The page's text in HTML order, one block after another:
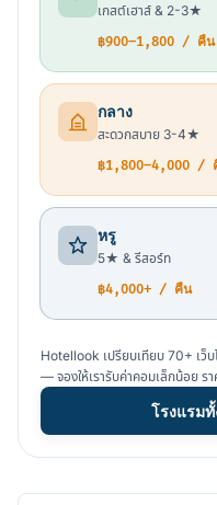
เกสต์เฮาส์ & 2-3★
฿900–1,800 / คืน
กลาง
สะดวกสบาย 3-4★
฿1,800–4,000 /
หรู
5★ & รีสอร์ท
฿4,000+ / คืน
Hotellook เปรียบเทียบ 70+ เ
— จองให้เรารับค่าคอมเล็กน้อย รา
โรงแรม